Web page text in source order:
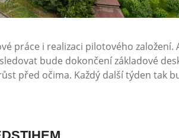
práce i realizaci pilotového založení.
bude dokončení základové
před očima. Každý další týden tak